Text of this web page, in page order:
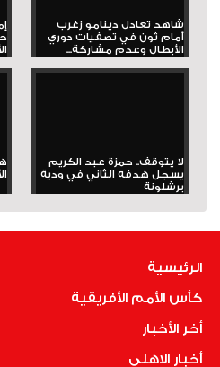
شاهد تعادل دينامو زغرب
أمام ثون في تصفيات دوري
الأبطال وعدم مشاركة...
لا يتوقف.. حمزة عبد الكريم
يسجل هدفه الثاني في ودية
برشلونة
الرئيسية
كأس الأمم الأفريقية
أخر الأخبار
أخبار الاهلى